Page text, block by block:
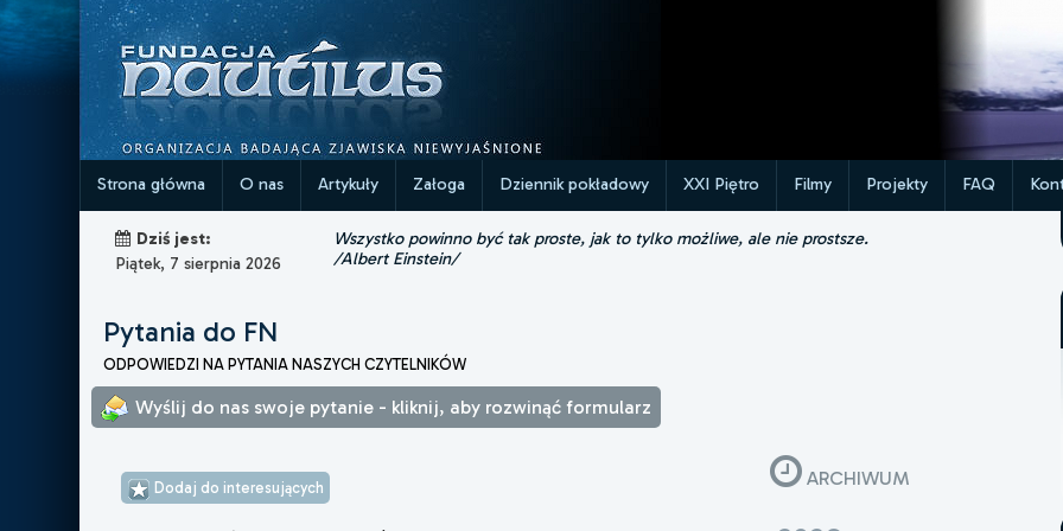
Strona główna O nas Artykuły Załoga Dziennik pokładowy XXI Piętro Filmy Projekty FAQ
Dziś jest:
Piątek, 7 sierpnia 2026
Wszystko powinno być tak proste, jak to tylko możliwe, ale nie prostsze.
/Albert Einstein/
Pytania do FN
ODPOWIEDZI NA PYTANIA NASZYCH CZYTELNIKÓW
Wyślij do nas swoje pytanie - kliknij, aby rozwinąć formularz
Dodaj do interesujących ARCHIWUM